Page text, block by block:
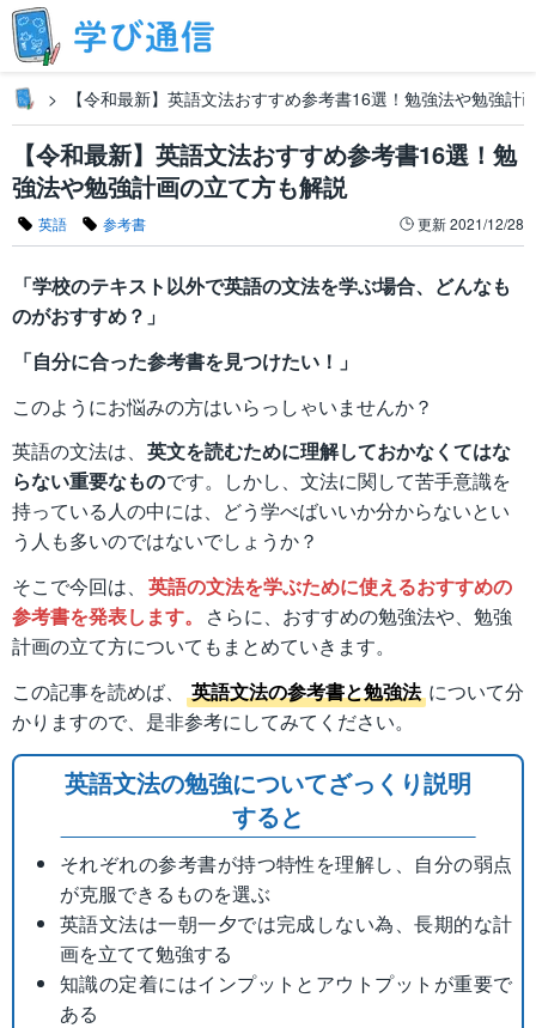
【令和最新】英語文法おすすめ参考書16選！勉強法や勉強計
【令和最新】英語文法おすすめ参考書16選！勉
強法や勉強計画の立て方も解説
英語 参考書 更新2021/12/28
「学校のテキスト以外で英語の文法を学ぶ場合、どんなも
のがおすすめ？」
「自分に合った参考書を見つけたい！」
このようにお悩みの方はいらっしゃいませんか？
英語の文法は、 英文を読むために理解しておかなくてはな
らない重要なものです。しかし、文法に関して苦手意識を
持っている人の中には、どう学べばいいか分からないとい
う人も多いのではないでしょうか？
そこで今回は、 英語の文法を学ぶために使えるおすすめの
参考書を発表します。
さらに、おすすめの勉強法や、勉強
計画の立て方についてもまとめていきます。
この記事を読めば、
英語文法の参考書と勉強法 について分
かりますので、是非参考にしてみてください。
英語文法の勉強についてざっくり説明
すると
それぞれの参考書が持つ特性を理解し、自分の弱点
が克服できるものを選ぶ
英語文法は一朝一夕では完成しない為、長期的な計
画を立てて勉強する
知識の定着にはインプットとアウトプットが重要で
ある